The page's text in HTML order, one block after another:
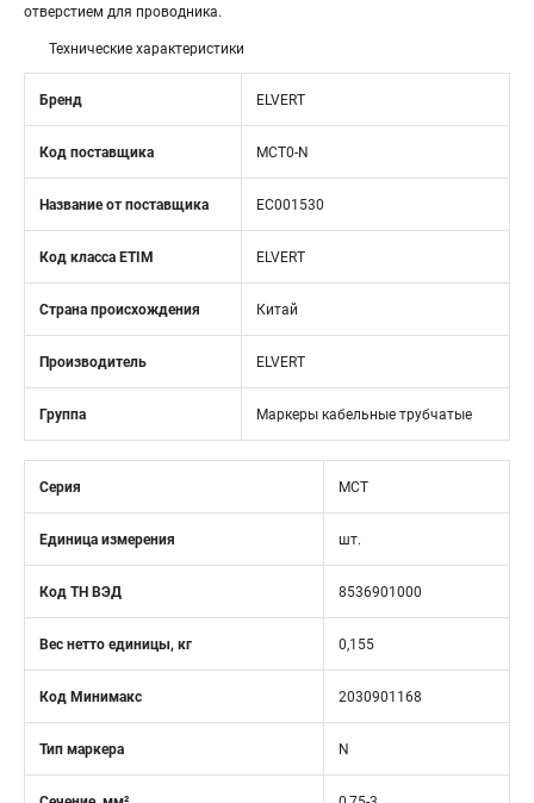
отверстием для проводника.
Технические характеристики
Бренд ELVERT
Код поставщика MCT0-N
Название от поставщика EC001530
Код класса ETIM ELVERT
Страна происхождения Китай
Производитель ELVERT
Группа Маркеры кабельные трубчатые
Серия MCT
Единица измерения шт.
Код ТН ВЭД 8536901000
Вес нетто единицы, кг 0,155
Код Минимакс 2030901168
Тип маркера N